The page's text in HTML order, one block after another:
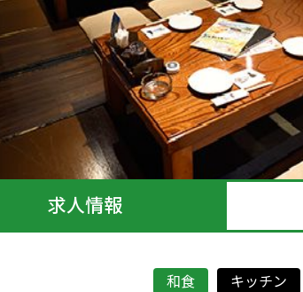
求人情報
和食 キッチン